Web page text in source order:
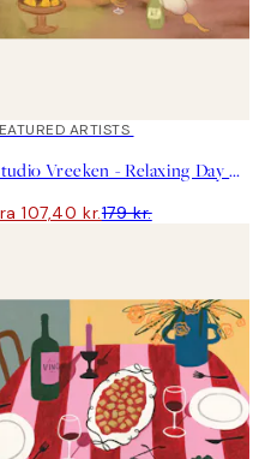
ARTISTS
Studio Vreeken - Relaxing Day No2 Plakat
107,40 kr.179 kr.